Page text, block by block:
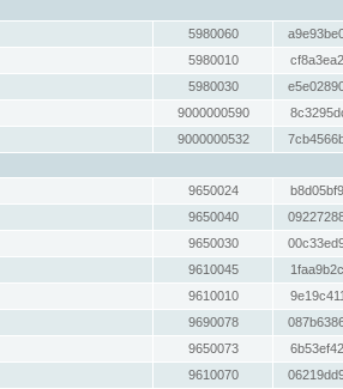
5980060
5980010
5980030
9000000590
9000000532
9650024
9650040
9650030
9610045
9610010
9690078
9650073
9610070